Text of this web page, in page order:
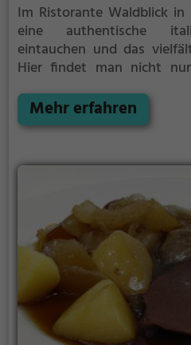
Im Ristorante Waldblick
eine authentische
eintauchen und das
Hier findet man nicht
europäische Gerichte. Die
gesunde und
erfrischenden Cocktails
Restaurant bietet
Erlebnis, sondern auch
Wald. Wer italienisches
ist hier genau richtig.
Mehr erfahren